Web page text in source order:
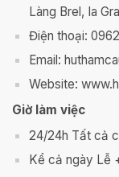
Làng Brel, Ia
Điện thoại:
Email:
Website:
Giờ làm việc
24/24h Tất cả
Kể cả ngày Lễ